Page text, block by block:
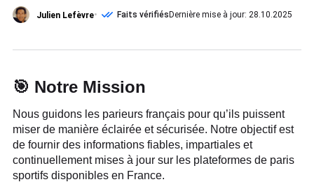
Julien Lefèvre Faits vérifiés Dernière mise à jour: 28.10.2025
🎯 Notre Mission
Nous guidons les parieurs français pour qu’ils puissent
miser de manière éclairée et sécurisée. Notre objectif est
de fournir des informations fiables, impartiales et
continuellement mises à jour sur les plateformes de paris
sportifs disponibles en France.